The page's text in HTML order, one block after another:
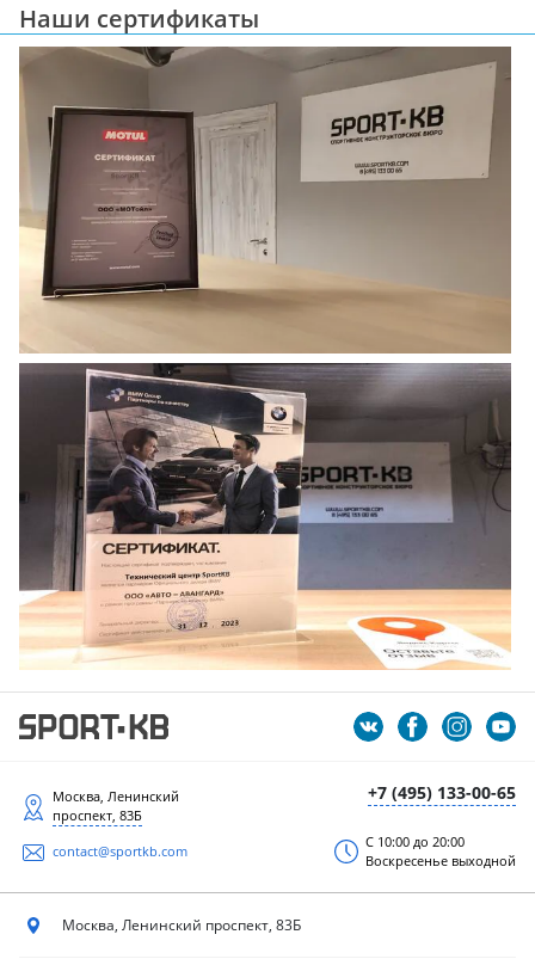
Наши сертификаты
+7 (495) 133-00-65
Москва, Ленинский
проспект, 83Б
contact@sportkb.com
С 10:00 до 20:00
Воскресенье выходной
Москва, Ленинский проспект, 83Б